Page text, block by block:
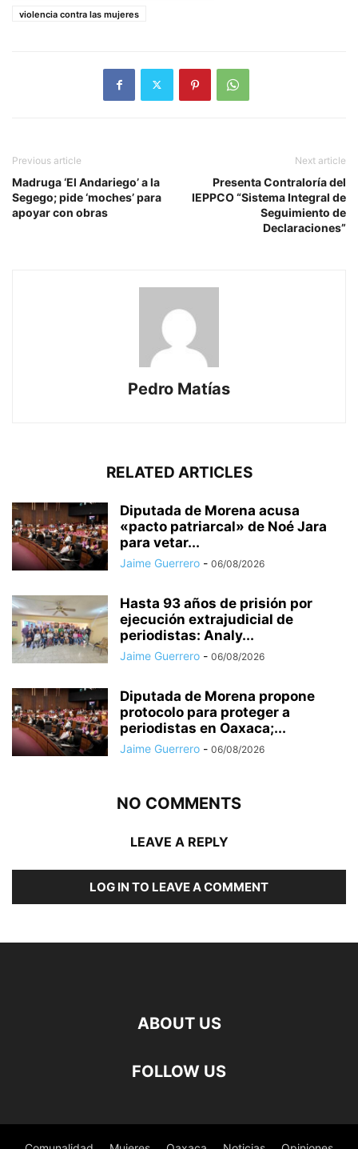
violencia contra las mujeres
Previous article
Madruga ‘El Andariego’ a la
Segego; pide ‘moches’ para
apoyar con obras
Next article
Presenta Contraloría del
IEPPCO “Sistema Integral de
Seguimiento de
Declaraciones”
Pedro Matías
RELATED ARTICLES
Diputada de Morena acusa
«pacto patriarcal» de Noé Jara
para vetar...
Jaime Guerrero - 06/08/2026
Hasta 93 años de prisión por
ejecución extrajudicial de
periodistas: Analy...
Jaime Guerrero - 06/08/2026
Diputada de Morena propone
protocolo para proteger a
periodistas en Oaxaca;...
Jaime Guerrero - 06/08/2026
NO COMMENTS
LEAVE A REPLY
LOG IN TO LEAVE A COMMENT
ABOUT US
FOLLOW US